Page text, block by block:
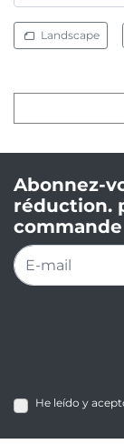
Landscape
Abonnez-
réduction.
commande
He leído y